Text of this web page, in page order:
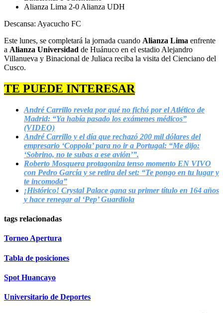
Alianza Lima 2-0 Alianza UDH
Descansa: Ayacucho FC
Este lunes, se completará la jornada cuando Alianza Lima enfrente
a Alianza Universidad de Huánuco en el estadio Alejandro
Villanueva y Binacional de Juliaca reciba la visita del Cienciano del
Cusco.
TE PUEDE INTERESAR
André Carrillo revela por qué no fichó por el Atlético de
Madrid: “Ya había pasado los exámenes médicos”
(VIDEO)
André Carrillo y el día que rechazó 200 mil dólares del
empresario ‘Coppola’ para no ir a Portugal: “Me dijo:
‘Sobrino, no te subas a ese avión’”.
Roberto Mosquera protagoniza tenso momento EN VIVO
con Pedro García y se retira del set: “Te pongo en tu lugar y
te incomoda”
¡Histórico! Crystal Palace gana su primer título en 164 años
y hace renegar al ‘Pep’ Guardiola
tags relacionadas
Torneo Apertura
Tabla de posiciones
Spot Huancayo
Universitario de Deportes